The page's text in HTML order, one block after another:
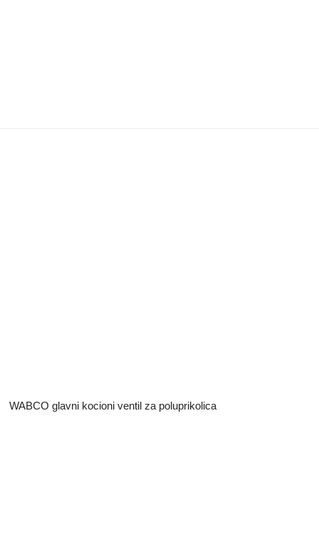
WABCO glavni kocioni ventil za poluprikolica